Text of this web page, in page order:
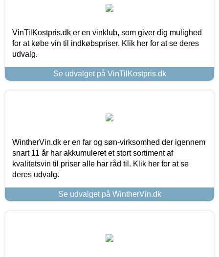
VinTilKostpris.dk er en vinklub, som giver dig mulighed
for at købe vin til indkøbspriser. Klik her for at se deres
udvalg.
Se udvalget på VinTilKostpris.dk
WintherVin.dk er en far og søn-virksomhed der igennem
snart 11 år har akkumuleret et stort sortiment af
kvalitetsvin til priser alle har råd til. Klik her for at se
deres udvalg.
Se udvalget på WintherVin.dk